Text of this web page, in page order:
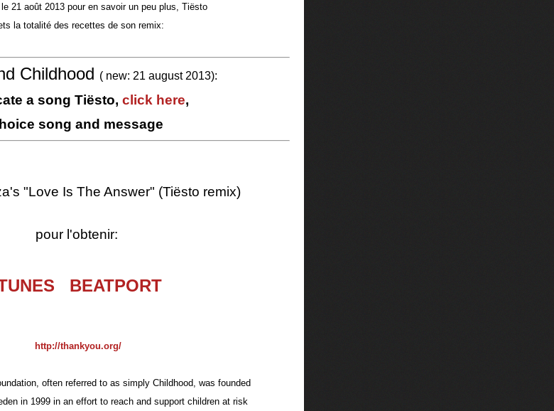
21 août 2013 pour en savoir un peu plus, Tiësto
la totalité des recettes de son remix:
Childhood ( new: 21 august 2013):
a song Tiësto, click here,
song and message
"Love Is The Answer" (Tiësto remix)
pour l'obtenir:
BEATPORT
http://thankyou.org/
often referred to as simply Childhood, was founded
in 1999 in an effort to reach and support children at risk